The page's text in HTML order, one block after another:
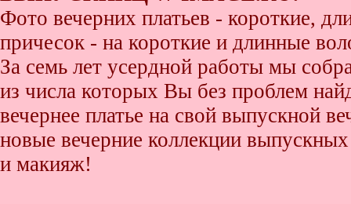
Фото вечерних платьев - короткие,
причесок - на короткие и длинные
За семь лет усердной работы мы
из числа которых Вы без проблем
вечернее платье на свой выпускной
новые вечерние коллекции
и макияж!